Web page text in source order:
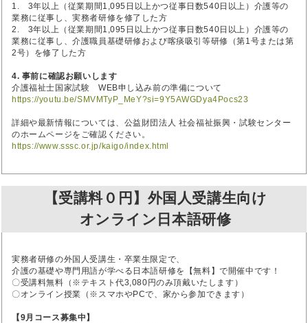
1. 3年以上（従業期間1,095日以上かつ従事日数540日以上）介護等の
業務に従事し、実務者研修を修了した方
2. 3年以上（従業期間1,095日以上かつ従事日数540日以上）介護等の
業務に従事し、介護職員基礎研修および喀痰吸引等研修（第1号または第
2号）を修了した方
4. 事前に確認お願いします
介護福祉士国家試験 WEB申し込み前の準備について
https://youtu.be/SMVMTyP_MeY?si=9Y5AWGDya4Pocs23
詳細や最新情報については、公益財団法人 社会福祉振興・試験センター
のホームページをご確認ください。
https://www.sssc.or.jp/kaigo/index.html
【受講料０円】外国人受講生向け
オンライン日本語研修
実務者研修の外国人受講生・卒業生限定で、
介護の基礎や専門用語が学べる日本語研修を【無料】で開催中です！
〇受講料無料（※テキスト代3,080円のみ頂戴いたします）
〇オンライン授業（※スマホやPCで、家から参加できます）
【9月コース募集中】